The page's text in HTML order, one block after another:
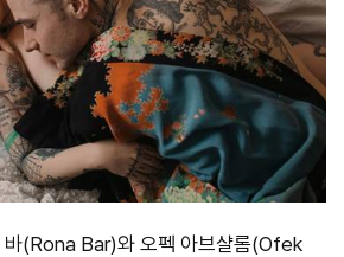
바(Rona Bar)와 오펙 아브샬롬(Ofek